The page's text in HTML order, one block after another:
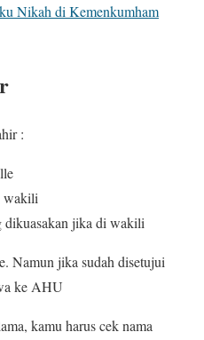
Nikah di Kemenkumham
:
wakili
dikuasakan jika di wakili
Namun jika sudah disetujui
ke AHU
kamu harus cek nama